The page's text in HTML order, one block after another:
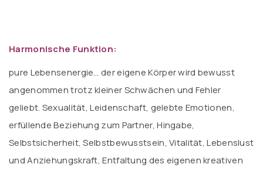
Harmonische Funktion:
pure Lebensenergie… der eigene Körper wird bewusst
angenommen trotz kleiner Schwächen und Fehler
geliebt. Sexualität, Leidenschaft, gelebte Emotionen,
erfüllende Beziehung zum Partner, Hingabe,
Selbstsicherheit, Selbstbewusstsein, Vitalität, Lebenslust
und Anziehungskraft, Entfaltung des eigenen kreativen